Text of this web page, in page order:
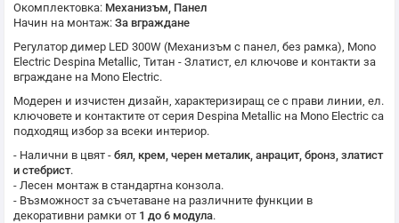
Окомплектовка: Механизъм, Панел
Начин на монтаж: За вграждане
Регулатор димер LED 300W (Механизъм с панел, без рамка), Mono
Electric Despina Metallic, Титан - Златист, ел ключове и контакти за
вграждане на Mono Electric.
Модерен и изчистен дизайн, характеризиращ се с прави линии, ел.
ключовете и контактите от серия Despina Metallic на Mono Electric са
подходящ избор за всеки интериор.
- Налични в цвят - бял, крем, черен металик, анрацит, бронз, златист
и стебрист.
- Лесен монтаж в стандартна конзола.
- Възможност за съчетаване на различните функции в
декоративни рамки от 1 до 6 модула.